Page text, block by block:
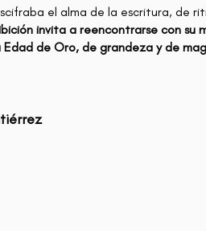
el alma de la escritura, de
invita a reencontrarse con su
Edad de Oro, de grandeza y de